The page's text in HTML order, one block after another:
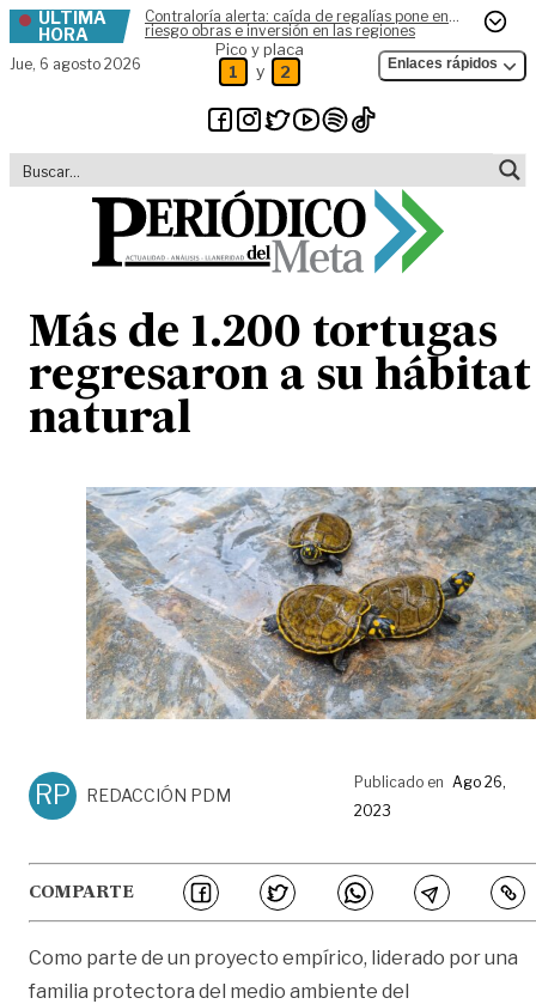
Skip to content
ÚLTIMA
HORA
Contraloría alerta: caída de regalías pone en
riesgo obras e inversión en las regiones
Jue, 6 agosto 2026
Pico y placa
1 y 2 Enlaces rápidos
Más de 1.200 tortugas
regresaron a su hábitat
natural
RP REDACCIÓN PDM
Publicado en Ago 26,
2023
COMPARTE
Como parte de un proyecto empírico, liderado por una
familia protectora del medio ambiente del